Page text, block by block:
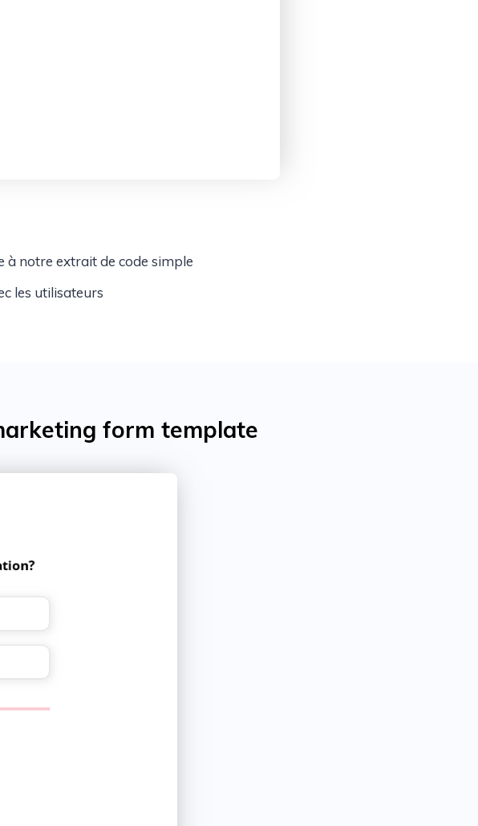
notre extrait de code simple
les utilisateurs
form template